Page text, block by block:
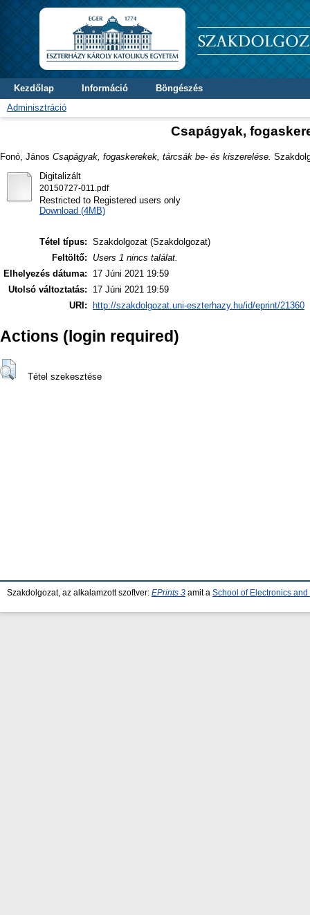
Kezdőlap Információ
Böngészés
Adminisztráció
Csapágyak,
Fonó, János Csapágyak, fogaskerekek, tárcsák be- és kiszerelése.
Digitalizált
20150727-011.pdf
Restricted to Registered users only
Download (4MB)
Tétel típus: Szakdolgozat (Szakdolgozat)
Feltöltő:
Users 1 nincs találat.
Elhelyezés dátuma:
17 Júni 2021 19:59
Utolsó változtatás:
17 Júni 2021 19:59
URI:
http://szakdolgozat.uni-eszterhazy.hu/id/eprint/21360
Actions (login required)
Tétel szekesztése
Szakdolgozat, az alkalamzott szoftver: EPrints 3 amit a School of Electronics